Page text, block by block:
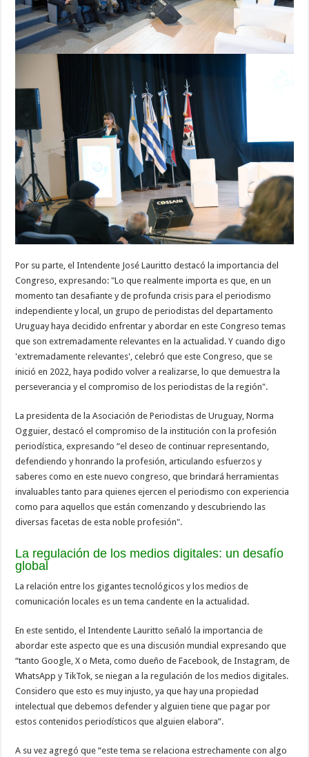
Por su parte, el Intendente José Lauritto destacó la importancia del
Congreso, expresando: "Lo que realmente importa es que, en un
momento tan desafiante y de profunda crisis para el periodismo
independiente y local, un grupo de periodistas del departamento
Uruguay haya decidido enfrentar y abordar en este Congreso temas
que son extremadamente relevantes en la actualidad. Y cuando digo
'extremadamente relevantes', celebró que este Congreso, que se
inició en 2022, haya podido volver a realizarse, lo que demuestra la
perseverancia y el compromiso de los periodistas de la región".
La presidenta de la Asociación de Periodistas de Uruguay, Norma
Ogguier, destacó el compromiso de la institución con la profesión
periodística, expresando “el deseo de continuar representando,
defendiendo y honrando la profesión, articulando esfuerzos y
saberes como en este nuevo congreso, que brindará herramientas
invaluables tanto para quienes ejercen el periodismo con experiencia
como para aquellos que están comenzando y descubriendo las
diversas facetas de esta noble profesión".
La regulación de los medios digitales: un desafío
global
La relación entre los gigantes tecnológicos y los medios de
comunicación locales es un tema candente en la actualidad.
En este sentido, el Intendente Lauritto señaló la importancia de
abordar este aspecto que es una discusión mundial expresando que
“tanto Google, X o Meta, como dueño de Facebook, de Instagram, de
WhatsApp y TikTok, se niegan a la regulación de los medios digitales.
Considero que esto es muy injusto, ya que hay una propiedad
intelectual que debemos defender y alguien tiene que pagar por
estos contenidos periodísticos que alguien elabora”.
A su vez agregó que “este tema se relaciona estrechamente con algo